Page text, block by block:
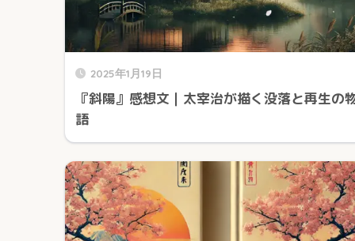
2025年1月19日
『斜陽』感想文｜太宰治が描く没落と再生の
語